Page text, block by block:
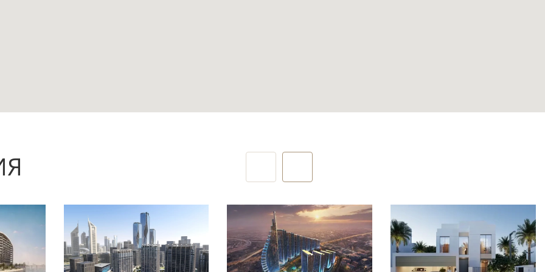
и дают возможность обустроить зону отдыха на
и лифт, а частичная мебель помогает сократить
объекта.
заранее зафиксировать выбранный формат квартиры